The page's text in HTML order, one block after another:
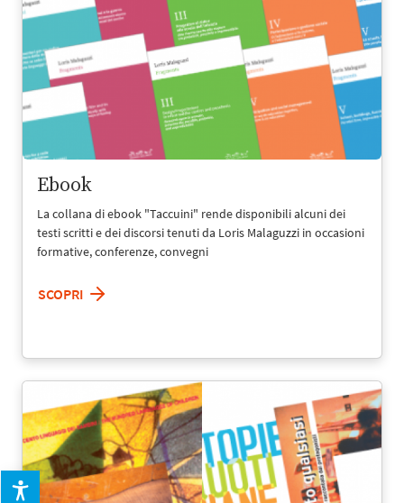
Ebook
La collana di ebook "Taccuini" rende disponibili alcuni dei
testi scritti e dei discorsi tenuti da Loris Malaguzzi in occasioni
formative, conferenze, convegni
SCOPRI